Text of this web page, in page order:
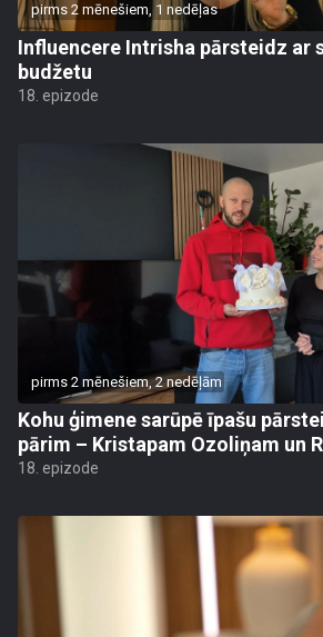
pirms 2 mēnešiem, 1 nedēļas
Influencere Intrisha pārsteidz ar
budžetu
18. epizode
pirms 2 mēnešiem, 2 nedēļām
Kohu ģimene sarūpē īpašu
pārim – Kristapam Ozoliņam un
18. epizode